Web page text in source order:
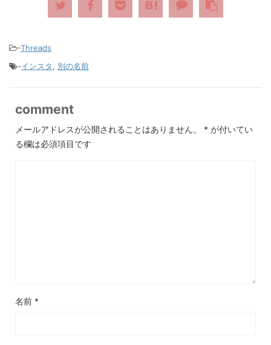
-Threads
-インスタ, 別の名前
comment
メールアドレスが公開されることはありません。 * が付いてい
る欄は必須項目です
名前 *